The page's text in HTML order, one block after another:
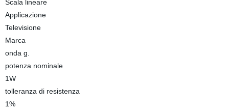
Scala lineare
Applicazione
Televisione
Marca
onda g.
potenza nominale
1W
tolleranza di resistenza
1%